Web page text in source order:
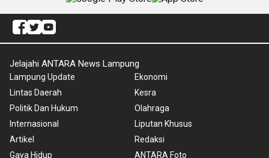
Jelajahi ANTARA News Lampung
Lampung Update
Lintas Daerah
Politik Dan Hukum
Internasional
Artikel
Gaya Hidup
Ekonomi
Kesra
Olahraga
Liputan Khusus
Redaksi
ANTARA Foto